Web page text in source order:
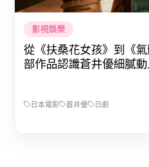
影視娛樂
從《扶桑花女孩》到《
部作品認識蒼井優細膩
日本電影 蒼井優 日劇